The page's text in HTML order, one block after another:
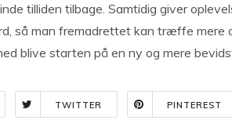
tilliden tilbage. Samtidig giver
så man fremadrettet kan træffe mere
blive starten på en ny og mere
TWITTER PINTEREST